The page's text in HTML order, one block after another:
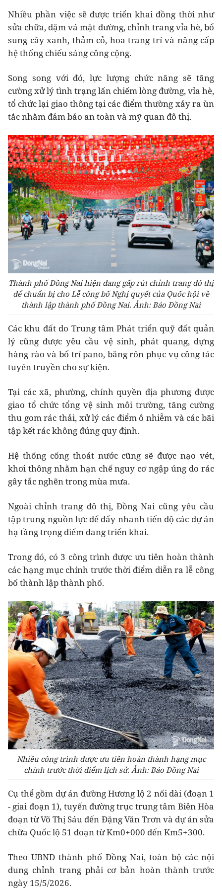
Nhiều phần việc sẽ được triển khai đồng thời như
sửa chữa, dặm vá mặt đường, chỉnh trang vỉa hè, bổ
sung cây xanh, thảm cỏ, hoa trang trí và nâng cấp
hệ thống chiếu sáng công cộng.
Song song với đó, lực lượng chức năng sẽ tăng
cường xử lý tình trạng lấn chiếm lòng đường, vỉa hè,
tổ chức lại giao thông tại các điểm thường xảy ra ùn
tắc nhằm đảm bảo an toàn và mỹ quan đô thị.
Thành phố Đồng Nai hiện đang gấp rút chỉnh trang đô thị
để chuẩn bị cho Lễ công bố Nghị quyết của Quốc hội về
thành lập thành phố Đồng Nai. Ảnh: Báo Đồng Nai
Các khu đất do Trung tâm Phát triển quỹ đất quản
lý cũng được yêu cầu vệ sinh, phát quang, dựng
hàng rào và bố trí pano, băng rôn phục vụ công tác
tuyên truyền cho sự kiện.
Tại các xã, phường, chính quyền địa phương được
giao tổ chức tổng vệ sinh môi trường, tăng cường
thu gom rác thải, xử lý các điểm ô nhiễm và các bãi
tập kết rác không đúng quy định.
Hệ thống cống thoát nước cũng sẽ được nạo vét,
khơi thông nhằm hạn chế nguy cơ ngập úng do rác
gây tắc nghẽn trong mùa mưa.
Ngoài chỉnh trang đô thị, Đồng Nai cũng yêu cầu
tập trung nguồn lực để đẩy nhanh tiến độ các dự án
hạ tầng trọng điểm đang triển khai.
Trong đó, có 3 công trình được ưu tiên hoàn thành
các hạng mục chính trước thời điểm diễn ra lễ công
bố thành lập thành phố.
Nhiều công trình được ưu tiên hoàn thành hạng mục
chính trước thời điểm lịch sử. Ảnh: Báo Đồng Nai
Cụ thể gồm dự án đường Hương lộ 2 nối dài (đoạn 1
- giai đoạn 1), tuyến đường trục trung tâm Biên Hòa
đoạn từ Võ Thị Sáu đến Đặng Văn Trơn và dự án sửa
chữa Quốc lộ 51 đoạn từ Km0+000 đến Km5+300.
Theo UBND thành phố Đồng Nai, toàn bộ các nội
dung chỉnh trang phải cơ bản hoàn thành trước
ngày 15/5/2026.